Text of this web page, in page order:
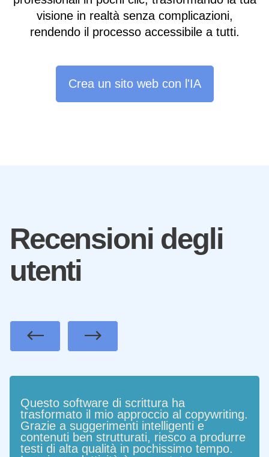
visione in realtà senza complicazioni,
rendendo il processo accessibile a tutti.
Crea un sito web con l'IA
Recensioni degli
utenti
Questo software di scrittura ha
trasformato il mio approccio al copywriting.
Grazie a suggerimenti intelligenti e
contenuti ben strutturati, riesco a produrre
testi di alta qualità in pochissimo tempo.
PreviousNext